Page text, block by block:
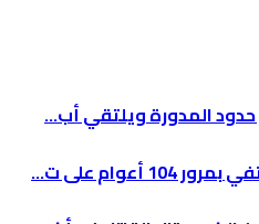
حدود المدورة ويلتقي أب...
أعوام على ت...